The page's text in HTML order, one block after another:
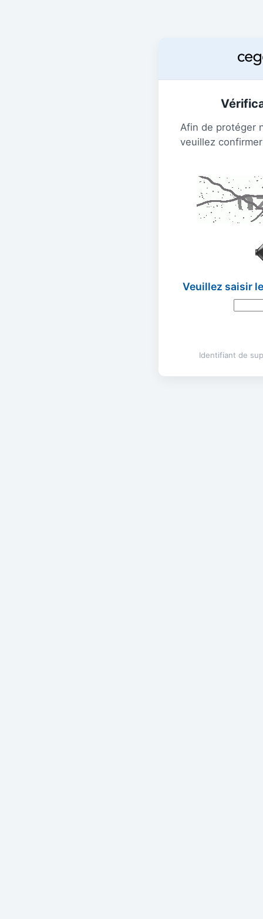
Afin de protéger
veuillez
Veuillez saisir
Identifiant de